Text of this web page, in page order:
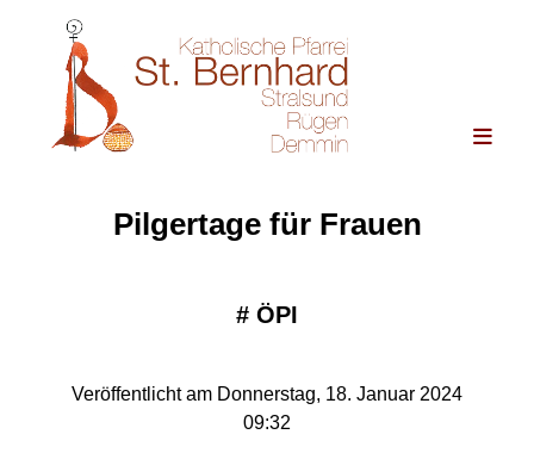
Pilgertage für Frauen
# ÖPI
Veröffentlicht am Donnerstag, 18. Januar 2024
09:32